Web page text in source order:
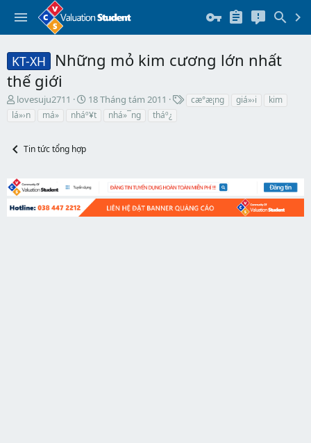
KT-XH
Những mỏ kim cương lớn nhất
thế giới
T
h
a
t
a
r
lovesuju2711
N
g
đ
u
18 Tháng tám 2011 cæ°æ¡ng giá»›i
kim
lá»›n
má» nháº¥t nhá»¯ng tháº¿
Tin tức tổng hợp